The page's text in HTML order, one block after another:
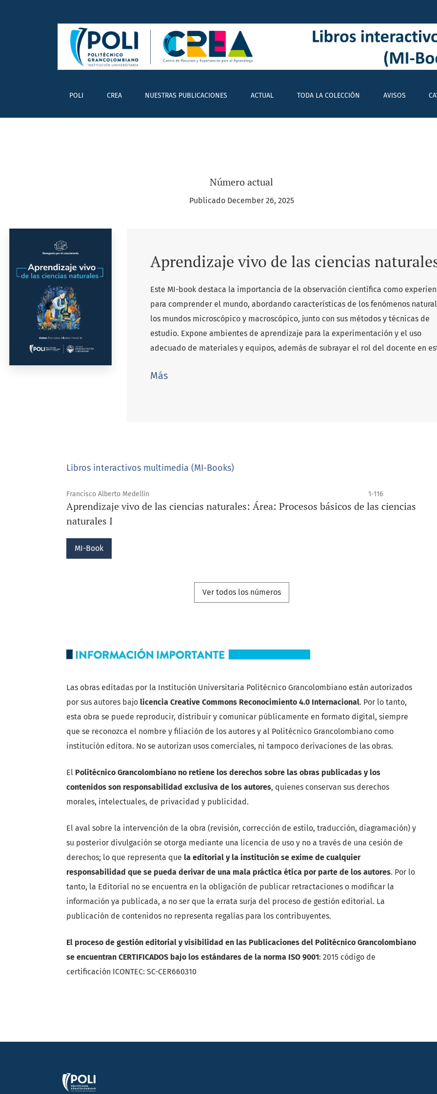
Libros interactivos multimedia (MI-Books)
POLI CREA NUESTRAS PUBLICACIONES ACTUAL TODA LA COLECCIÓN AVISOS
Número actual
Publicado December 26, 2025
Aprendizaje vivo de las ciencias
Este MI-book destaca la importancia de la observación científica como
para comprender el mundo, abordando características de los fenómenos
los mundos microscópico y macroscópico, junto con sus métodos y técnicas de
estudio. Expone ambientes de aprendizaje para la experimentación y el uso
adecuado de materiales y equipos, además de subrayar el rol del docente en
Detalla metodologías analíticas para estudiar la materia y examina las
ISBN: 978-628-7840-26-3
Más
Libros interactivos multimedia (MI-Books)
Francisco Alberto Medellín 1-116
Aprendizaje vivo de las ciencias naturales: Área: Procesos básicos de las ciencias
naturales I
MI-Book
Ver todos los números
Las obras editadas por la Institución Universitaria Politécnico Grancolombiano están autorizados
por sus autores bajo licencia Creative Commons Reconocimiento 4.0 Internacional. Por lo tanto,
esta obra se puede reproducir, distribuir y comunicar públicamente en formato digital, siempre
que se reconozca el nombre y filiación de los autores y al Politécnico Grancolombiano como
institución editora. No se autorizan usos comerciales, ni tampoco derivaciones de las obras.
El Politécnico Grancolombiano no retiene los derechos sobre las obras publicadas y los
contenidos son responsabilidad exclusiva de los autores, quienes conservan sus derechos
morales, intelectuales, de privacidad y publicidad.
El aval sobre la intervención de la obra (revisión, corrección de estilo, traducción, diagramación) y
su posterior divulgación se otorga mediante una licencia de uso y no a través de una cesión de
derechos; lo que representa que la editorial y la institución se exime de cualquier
responsabilidad que se pueda derivar de una mala práctica ética por parte de los autores. Por lo
tanto, la Editorial no se encuentra en la obligación de publicar retractaciones o modificar la
información ya publicada, a no ser que la errata surja del proceso de gestión editorial. La
publicación de contenidos no representa regalías para los contribuyentes.
El proceso de gestión editorial y visibilidad en las Publicaciones del Politécnico Grancolombiano
se encuentran CERTIFICADOS bajo los estándares de la norma ISO 9001: 2015 código de
certificación ICONTEC: SC-CER660310